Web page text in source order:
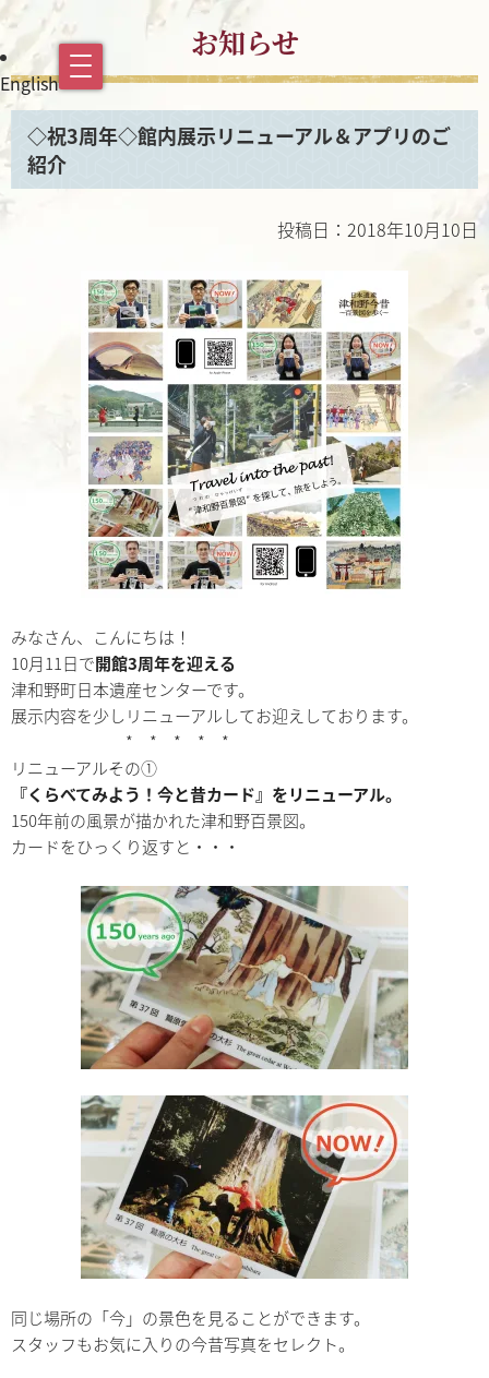
English
お知らせ
◇祝3周年◇館内展示リニューアル＆アプリのご
紹介
投稿日：2018年10月10日
みなさん、こんにちは！
10月11日で開館3周年を迎える
津和野町日本遺産センターです。
展示内容を少しリニューアルしてお迎えしております。
* * * * *
リニューアルその①
『くらべてみよう！今と昔カード』をリニューアル。
150年前の風景が描かれた津和野百景図。
カードをひっくり返すと・・・
同じ場所の「今」の景色を見ることができます。
スタッフもお気に入りの今昔写真をセレクト。